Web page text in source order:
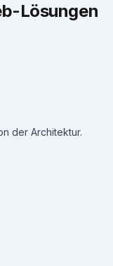
Lösungen
der Architektur.